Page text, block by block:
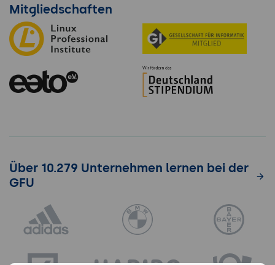
Mitgliedschaften
Über 10.279 Unternehmen lernen bei der
GFU